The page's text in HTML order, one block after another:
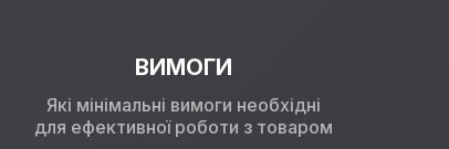
ВИМОГИ
Які мінімальні вимоги необхідні
для ефективної роботи з товаром